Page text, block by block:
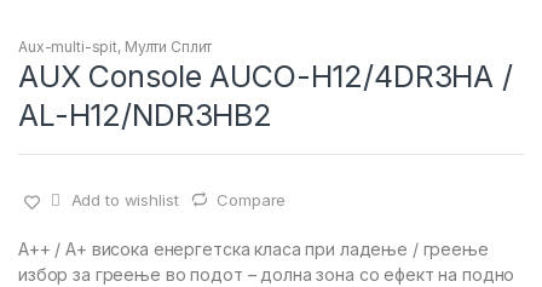
Aux-multi-spit, Мулти Сплит
AUX Console AUCO-H12/4DR3HA /
AL-H12/NDR3HB2
Add to wishlist Compare
A++ / A+ висока енергетска класа при ладење / греење
избор за греење во подот – долна зона со ефект на подно